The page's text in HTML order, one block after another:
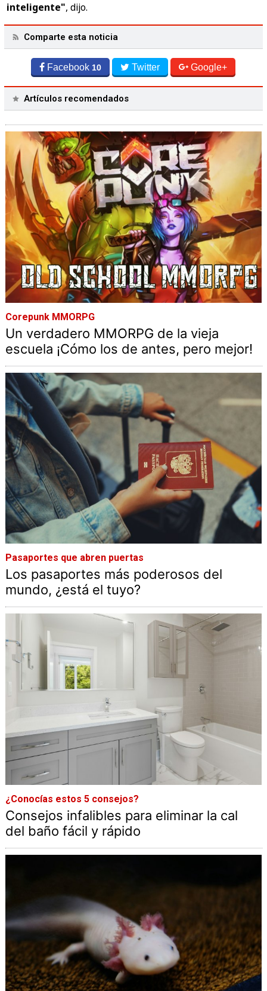
inteligente", dijo.
Comparte esta noticia
Facebook 10 Twitter Google+
Artículos recomendados
Corepunk MMORPG
Un verdadero MMORPG de la vieja
escuela ¡Cómo los de antes, pero mejor!
Pasaportes que abren puertas
Los pasaportes más poderosos del
mundo, ¿está el tuyo?
¿Conocías estos 5 consejos?
Consejos infalibles para eliminar la cal
del baño fácil y rápido